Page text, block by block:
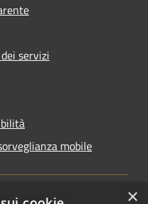
servizi
mobile
×